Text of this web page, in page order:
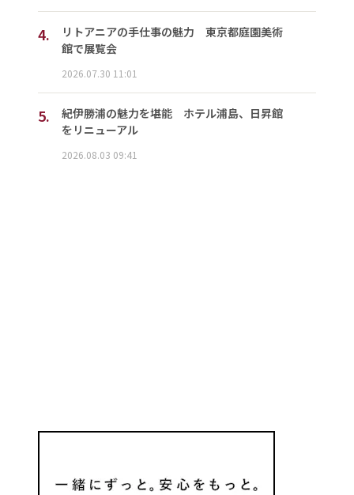
4.
リトアニアの手仕事の魅力 東京都庭園美術
館で展覧会
2026.07.30 11:01
5.
紀伊勝浦の魅力を堪能 ホテル浦島、日昇館
をリニューアル
2026.08.03 09:41